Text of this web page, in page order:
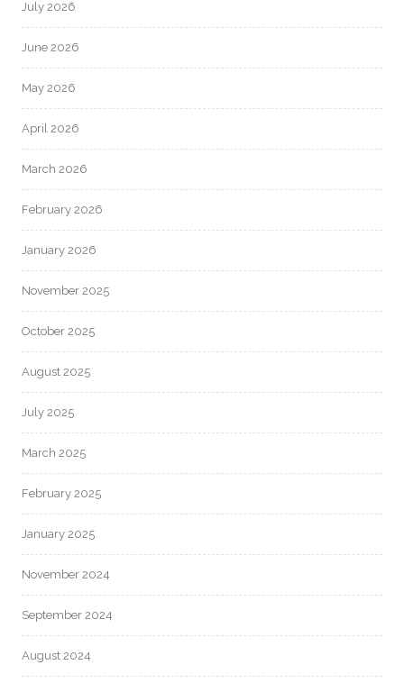
July 2026
June 2026
May 2026
April 2026
March 2026
February 2026
January 2026
November 2025
October 2025
August 2025
July 2025
March 2025
February 2025
January 2025
November 2024
September 2024
August 2024